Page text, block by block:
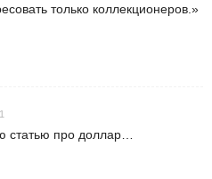
только коллекционеров.»
про доллар…